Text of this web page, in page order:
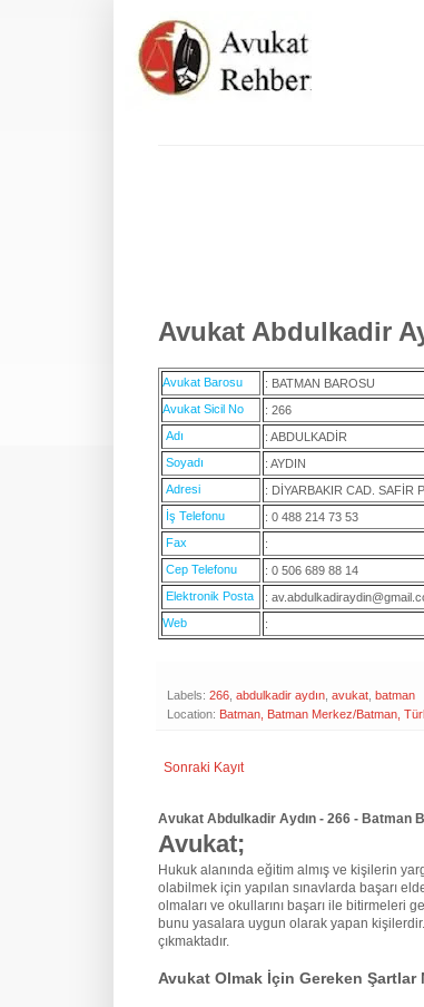
Avukat Abdulkadir
Avukat Barosu
: BATMAN BAROSU
Avukat Sicil No
: 266
Adı
: ABDULKADİR
Soyadı
: AYDIN
Adresi
: DİYARBAKIR CAD. SAFİR
İş Telefonu
: 0 488 214 73 53
Fax
:
Cep Telefonu
: 0 506 689 88 14
Elektronik Posta
:
Web
:
Labels: 266 abdulkadir aydın avukat batman
Location: Batman, Batman Merkez/Batman,
Sonraki Kayıt
Avukat Abdulkadir Aydın - 266 - Batman
Avukat;
Hukuk alanında eğitim almış ve kişilerin
olabilmek için yapılan sınavlarda başarı
olmaları ve okullarını başarı ile bitirmeleri
bunu yasalara uygun olarak yapan
çıkmaktadır.
Avukat Olmak İçin Gereken Şartlar